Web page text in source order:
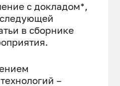
с докладом*,
в сборнике
–